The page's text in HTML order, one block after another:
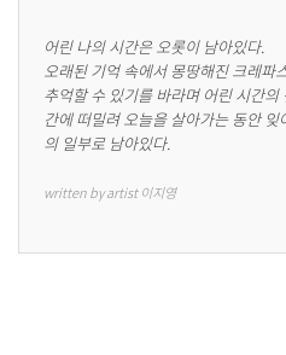
어린 나의 시간은 오롯이 남아있다.
오래된 기억 속에서 몽땅해진 크레파
추억할 수 있기를 바라며 어린 시간
간에 떠밀려 오늘을 살아가는 동안
의 일부로 남아있다.
written by artist 이지영